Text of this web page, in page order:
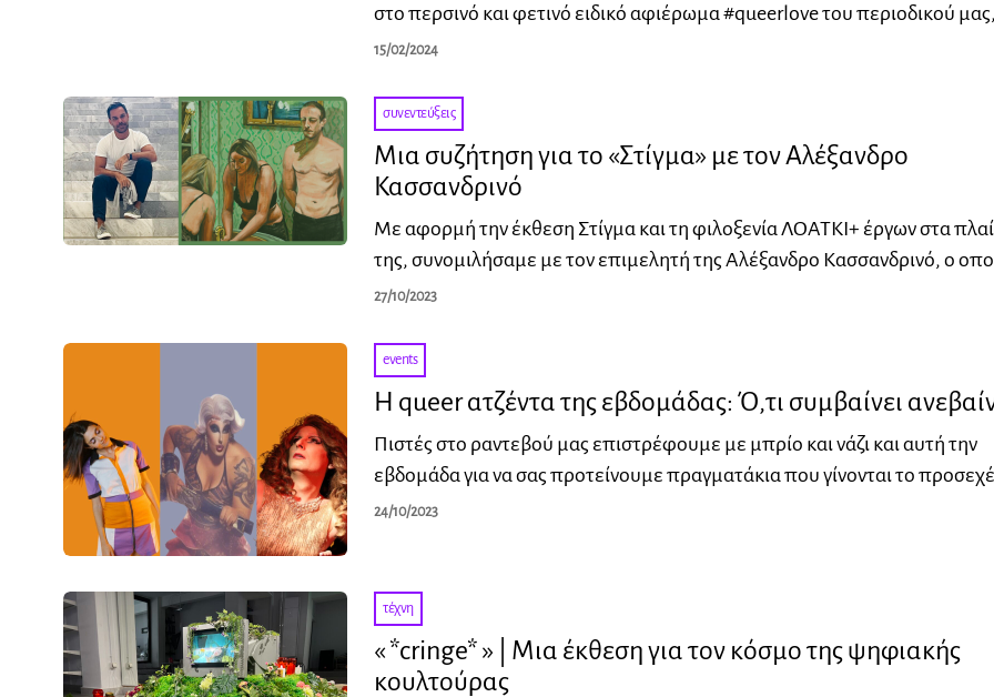
στο περσινό και φετινό ειδικό αφιέρωμα #queerlove του περιοδικού μας,
15/02/2024
συνεντεύξεις
Μια συζήτηση για το «Στίγμα» με τον Αλέξανδρο
Κασσανδρινό
Με αφορμή την έκθεση Στίγμα και τη φιλοξενία ΛΟΑΤΚΙ+ έργων στα
της, συνομιλήσαμε με τον επιμελητή της Αλέξανδρο Κασσανδρινό, ο
27/10/2023
events
Η queer ατζέντα της εβδομάδας: Ό,τι συμβαίνει
Πιστές στο ραντεβού μας επιστρέφουμε με μπρίο και νάζι και αυτή την
εβδομάδα για να σας προτείνουμε πραγματάκια που γίνονται το
24/10/2023
τέχνη
« *cringe* » | Μια έκθεση για τον κόσμο της ψηφιακής
κουλτούρας